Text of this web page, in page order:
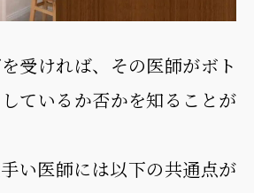
受ければ、その医師がボト
ているか否かを知ることが
い医師には以下の共通点が